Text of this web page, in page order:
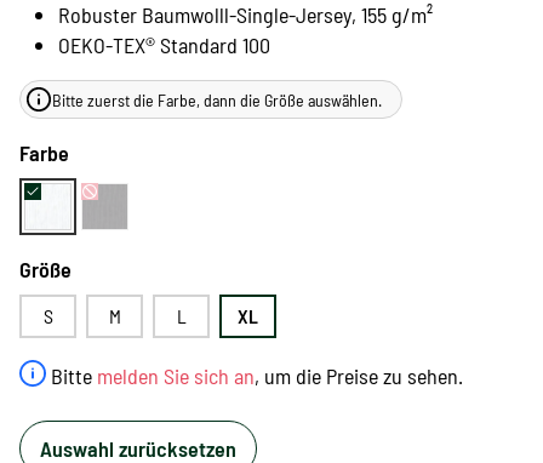
Robuster Baumwolll-Single-Jersey, 155 g/m²
OEKO-TEX® Standard 100
Bitte melden Sie sich an, um die Preise zu sehen.
Bitte zuerst die Farbe, dann die Größe auswählen.
Farbe
Größe
S M L XL
Auswahl zurücksetzen